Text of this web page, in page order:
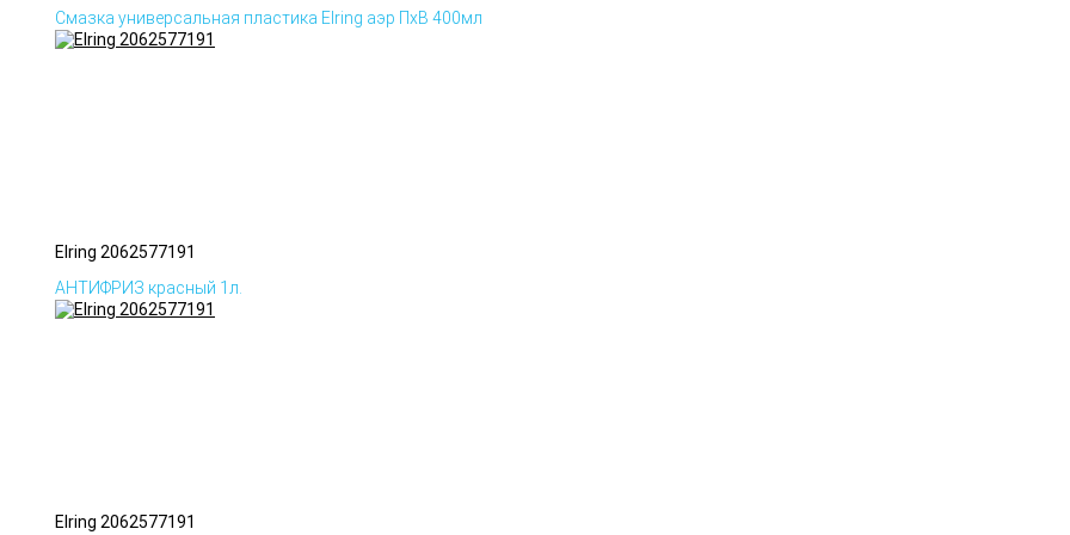
Смазка универсальная пластика Elring аэр ПхВ 400мл
Elring 2062577191
АНТИФРИЗ красный 1л.
Elring 2062577191